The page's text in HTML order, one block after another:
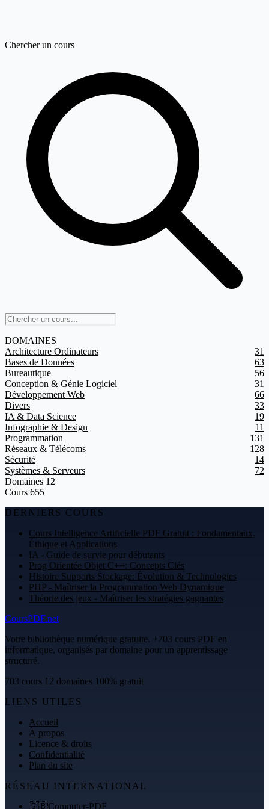
Chercher un cours
DOMAINES
Architecture Ordinateurs
31
Bases de Données
63
Bureautique
56
Conception & Génie Logiciel
31
Développement Web
66
Divers
33
IA & Data Science
19
Infographie & Design
11
Programmation
131
Réseaux & Télécoms
128
Sécurité
14
Systèmes & Serveurs
72
Domaines 12
Cours 655
DERNIERS COURS
Cours Intelligence Artificielle PDF Gratuit : Fondamentaux,
Éthique et Applications
IA - Guide de survie pour débutants
Prog Orientée Objet C++: Concepts Clés
Histoire Supports Stockage: Évolution & Technologies
PHP - Maîtriser la Programmation Web Dynamique
Théorie des jeux - Maîtriser les stratégies gagnantes
CoursPDF.net
Votre bibliothèque numérique gratuite. +703 cours PDF en
informatique, organisés par domaine pour un apprentissage
structuré.
703 cours 12 domaines 100% gratuit
LIENS UTILES
Accueil
À propos
Licence & droits
Confidentialité
Plan du site
RÉSEAU INTERNATIONAL
🇬🇧Computer-PDF